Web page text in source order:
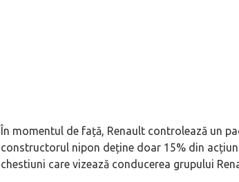
În momentul de față, Renault controlează un
constructorul nipon deține doar 15% din
chestiuni care vizează conducerea grupului